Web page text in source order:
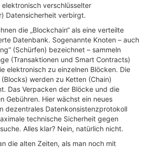
verschlüsselter
Datensicherheit verbirgt.
die „Blockchain“ als eine verteilte
Datenbank. Sogenannte Knoten – auch
(Schürfen) bezeichnet – sammeln
(Transaktionen und Smart Contracts)
elektronisch zu einzelnen Blöcken. Die
werden zu Ketten (Chain)
Das Verpacken der Blöcke und die
Gebühren. Hier wächst ein neues
dezentrales Datenkonsistenzprotokoll
technische Sicherheit gegen
Alles klar? Nein, natürlich nicht.
die alten Zeiten, als man noch mit